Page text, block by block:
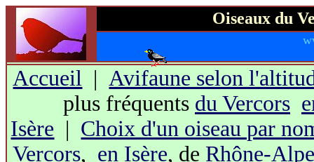
Oiseaux du
Accueil |Avifaune selon
plus fréquents du Vercors
Isère | Choix d'un oiseau par
Vercors, en Isère, de Rhône-